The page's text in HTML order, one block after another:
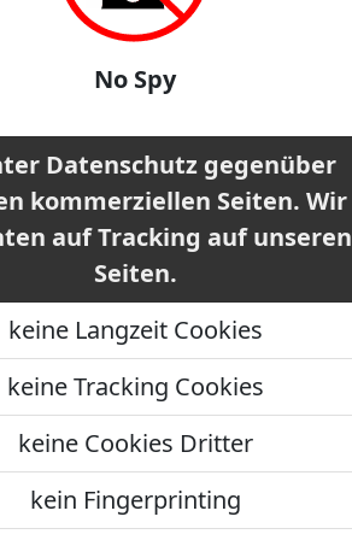
No Spy
Datenschutz gegenüber
kommerziellen Seiten. Wir
auf Tracking auf unseren
Seiten.
keine Langzeit Cookies
keine Tracking Cookies
keine Cookies Dritter
kein Fingerprinting